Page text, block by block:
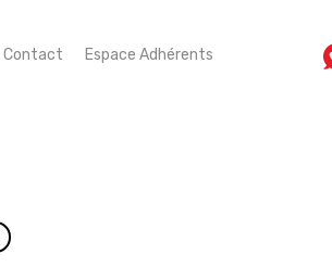
Contact Espace Adhérents